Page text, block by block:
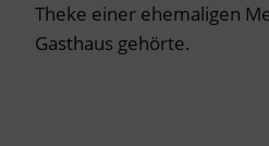
Theke einer ehemaligen
Gasthaus gehörte.